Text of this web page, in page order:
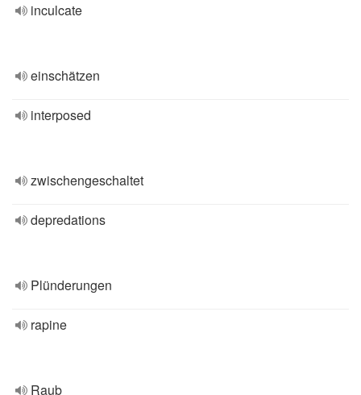
inculcate
einschätzen
interposed
zwischengeschaltet
depredations
Plünderungen
rapine
Raub